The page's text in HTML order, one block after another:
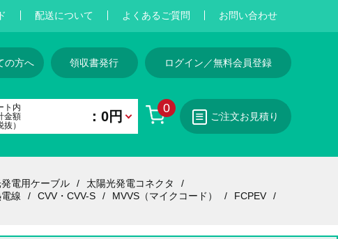
配送について よくあるご質問 お問い合わせ
の方へ 領収書発行 ログイン／無料会員登録
0
ト内
金額
抜）
：0円 ご注文お見積り
電用ケーブル
太陽光発電コネクタ
線 CVV・CVV-S MVVS（マイクコード）
FCPEV